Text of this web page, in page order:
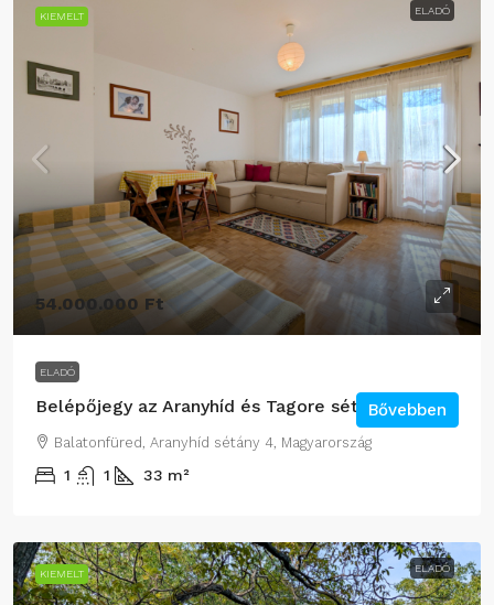
KIEMELT ELADÓ
54.000.000 Ft
ELADÓ
Belépőjegy az Aranyhíd és Tagore sétányokra
Balatonfüred, Aranyhíd sétány 4, Magyarország
1 1 33 m²
Bővebben
KIEMELT ELADÓ